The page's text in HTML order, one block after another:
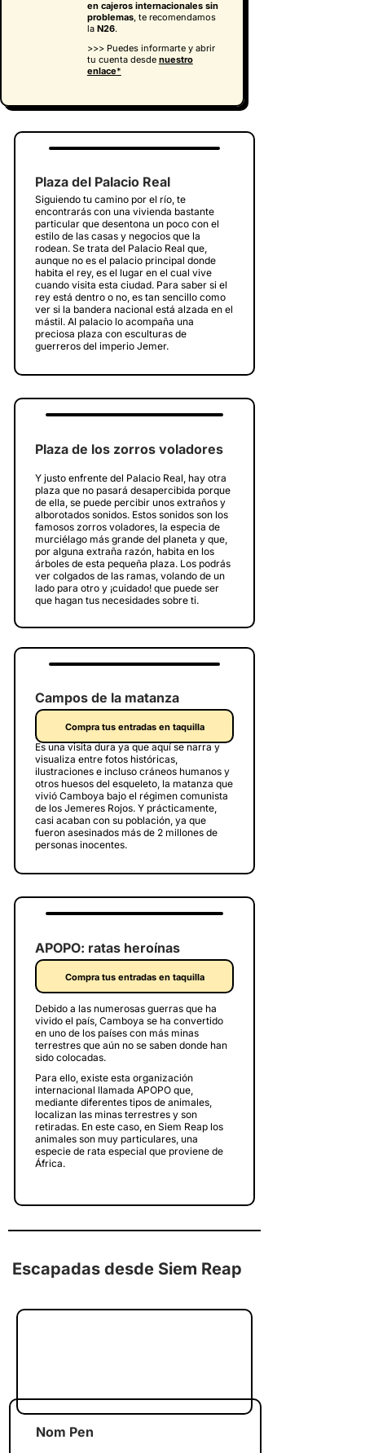
en cajeros internacionales sin
problemas, te recomendamos
la N26.
>>> Puedes informarte y abrir
tu cuenta desde nuestro
enlace*
Plaza del Palacio Real
Siguiendo tu camino por el río, te
encontrarás con una vivienda bastante
particular que desentona un poco con el
estilo de las casas y negocios que la
rodean. Se trata del Palacio Real que,
aunque no es el palacio principal donde
habita el rey, es el lugar en el cual vive
cuando visita esta ciudad. Para saber si el
rey está dentro o no, es tan sencillo como
ver si la bandera nacional está alzada en el
mástil. Al palacio lo acompaña una
preciosa plaza con esculturas de
guerreros del imperio Jemer.
Plaza de los zorros voladores
Y justo enfrente del Palacio Real, hay otra
plaza que no pasará desapercibida porque
de ella, se puede percibir unos extraños y
alborotados sonidos. Estos sonidos son los
famosos zorros voladores, la especia de
murciélago más grande del planeta y que,
por alguna extraña razón, habita en los
árboles de esta pequeña plaza. Los podrás
ver colgados de las ramas, volando de un
lado para otro y ¡cuidado! que puede ser
que hagan tus necesidades sobre ti.
Campos de la matanza
Compra tus entradas en taquilla
Es una visita dura ya que aquí se narra y
visualiza entre fotos históricas,
ilustraciones e incluso cráneos humanos y
otros huesos del esqueleto, la matanza que
vivió Camboya bajo el régimen comunista
de los Jemeres Rojos. Y prácticamente,
casi acaban con su población, ya que
fueron asesinados más de 2 millones de
personas inocentes.
APOPO: ratas heroínas
Compra tus entradas en taquilla
Debido a las numerosas guerras que ha
vivido el país, Camboya se ha convertido
en uno de los países con más minas
terrestres que aún no se saben donde han
sido colocadas.
Para ello, existe esta organización
internacional llamada APOPO que,
mediante diferentes tipos de animales,
localizan las minas terrestres y son
retiradas. En este caso, en Siem Reap los
animales son muy particulares, una
especie de rata especial que proviene de
África.
Escapadas desde Siem Reap
Nom Pen